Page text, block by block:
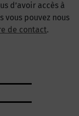
d’avoir accès à
vous pouvez nous
de contact.